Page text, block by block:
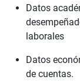
Datos
laborales
Datos
de cuentas.